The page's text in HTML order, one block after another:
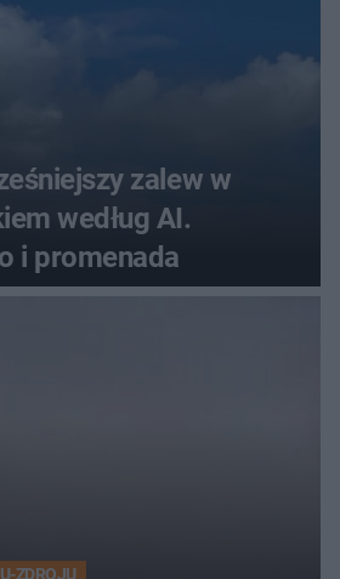
zalew w
według AI.
i promenada
ZDROJU